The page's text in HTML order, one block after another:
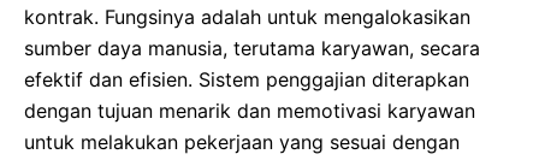
kontrak. Fungsinya adalah untuk mengalokasikan
sumber daya manusia, terutama karyawan, secara
efektif dan efisien. Sistem penggajian diterapkan
dengan tujuan menarik dan memotivasi karyawan
untuk melakukan pekerjaan yang sesuai dengan